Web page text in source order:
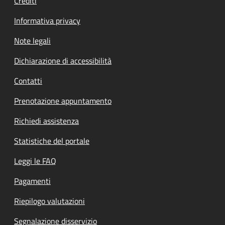
Informativa privacy
Note legali
Dichiarazione di accessibilità
Contatti
Prenotazione appuntamento
Richiedi assistenza
Statistiche del portale
Leggi le FAQ
Pagamenti
Riepilogo valutazioni
Segnalazione disservizio